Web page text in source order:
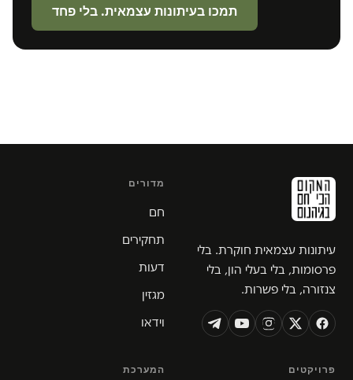
תמכו בעיתונות עצמאית. בלי פחד
עיתונות עצמאית חוקרת. בלי
פרסומות, בלי בעלי הון, בלי
צנזורה, בלי פשרות.
מדורים
חם
תחקירים
דעות
מגזין
וידאו
פרויקטים המערכת